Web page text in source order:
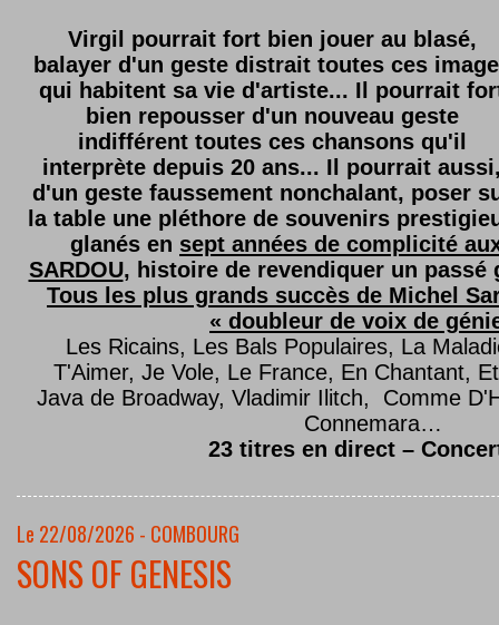
Virgil pourrait fort bien jouer au blasé,
balayer d'un geste distrait toutes ces
qui habitent sa vie d'artiste... Il pourrait
bien repousser d'un nouveau geste
indifférent toutes ces chansons qu'il
interprète depuis 20 ans... Il pourrait
d'un geste faussement nonchalant, poser
la table une pléthore de souvenirs
glanés en sept années de complicité
SARDOU, histoire de revendiquer un passé
Tous les plus grands succès de Michel
« doubleur de voix de
Les Ricains, Les Bals Populaires, La
T'Aimer, Je Vole, Le France, En Chantant,
Java de Broadway, Vladimir Ilitch, Comme
Connemara…
23 titres en direct –
Le 22/08/2026 - COMBOURG
SONS OF GENESIS